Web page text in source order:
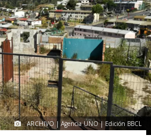
ARCHIVO | Agencia UNO | Edición BBCL